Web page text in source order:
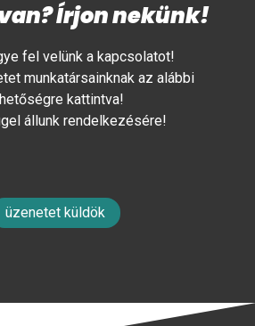
Írjon nekünk!
fel velünk a kapcsolatot!
munkatársainknak az alábbi
kattintva!
állunk rendelkezésére!
üzenetet küldök